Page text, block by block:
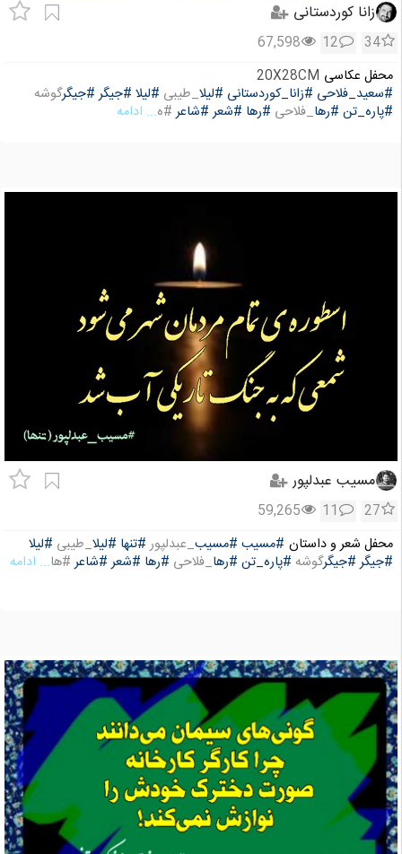
زانا کوردستانی
34
12
67,598
محفل عکاسی 20X28CM
#سعید_فلاحی #زانا_کوردستانی #لیلا_طیبی #لیلا #جیگر #جیگرگوشه
#پاره_تن #رها_فلاحی #رها #شعر #شاعر#ه... ادامه
مسیب عبدلپور
27
11
59,265
محفل شعر و داستان #مسیب #مسیب_عبدلپور#تنها #لیلا_طیبی #لیلا
#جیگر #جیگرگوشه #پاره_تن #رها_فلاحی #رها #شعر #شاعر#ها... ادامه